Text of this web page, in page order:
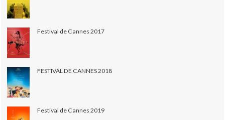
Festival de Cannes 2017
FESTIVAL DE CANNES 2018
Festival de Cannes 2019